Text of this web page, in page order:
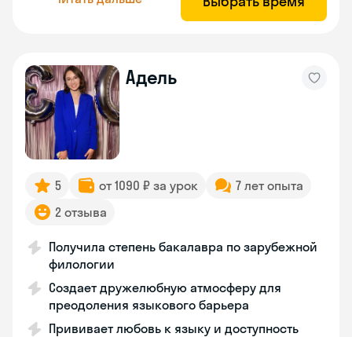
Адель
5 от 1090 ₽ за урок
7 лет опыта
2 отзыва
Получила степень бакалавра по зарубежной
филологии
Создает дружелюбную атмосферу для
преодоления языкового барьера
Прививает любовь к языку и доступность